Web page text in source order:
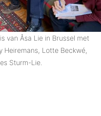
van Åsa Lie in Brussel met
Heiremans, Lotte Beckwé,
Sturm-Lie.